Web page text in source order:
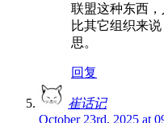
联盟这种东西
比其它组织来
思。
回复
崔话记
October 23rd, 2025 at